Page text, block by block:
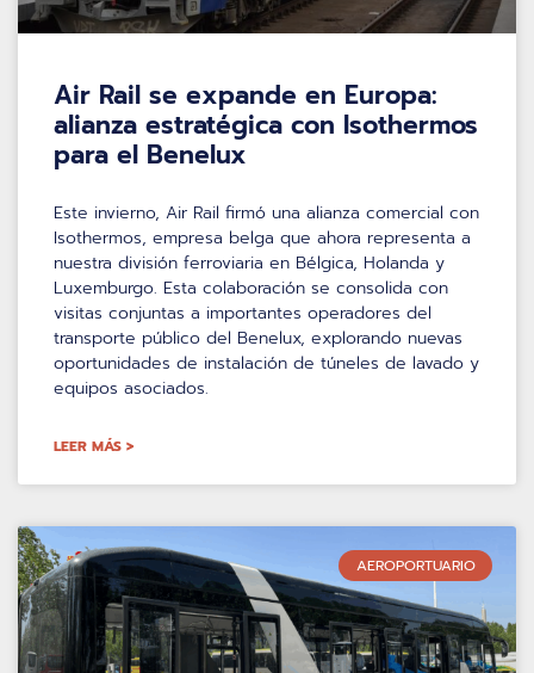
Air Rail se expande en Europa:
alianza estratégica con Isothermos
para el Benelux
Este invierno, Air Rail firmó una alianza comercial con
Isothermos, empresa belga que ahora representa a
nuestra división ferroviaria en Bélgica, Holanda y
Luxemburgo. Esta colaboración se consolida con
visitas conjuntas a importantes operadores del
transporte público del Benelux, explorando nuevas
oportunidades de instalación de túneles de lavado y
equipos asociados.
LEER MÁS >
AEROPORTUARIO